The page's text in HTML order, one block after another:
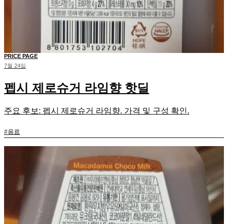
PRICE PAGE
7월 24일
펩시 제로슈거 라임향 핫딜
주요 후보: 펩시 제로슈거 라임향. 가격 및 구성 확인.
#음료